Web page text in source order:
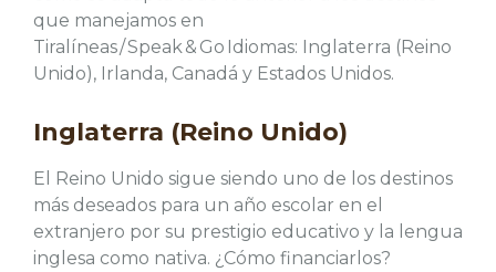
que manejamos en
Tiralíneas / Speak & Go Idiomas: Inglaterra (Reino
Unido), Irlanda, Canadá y Estados Unidos.
Inglaterra (Reino Unido)
El Reino Unido sigue siendo uno de los destinos
más deseados para un año escolar en el
extranjero por su prestigio educativo y la lengua
inglesa como nativa. ¿Cómo financiarlos?